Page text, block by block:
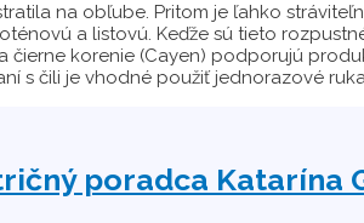
na obľube. Pritom je ľahko
a listovú. Keďže sú tieto
čierne korenie (Cayen) podporujú
s čili je vhodné použiť jednorazové
poradca Katarína